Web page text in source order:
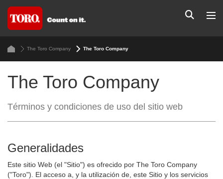
The Toro Company The Toro Company
The Toro Company
Términos y condiciones de uso del sitio web
Generalidades
Este sitio Web (el "Sitio") es ofrecido por The Toro Company
("Toro"). El acceso a, y la utilización de, este Sitio y los servicios